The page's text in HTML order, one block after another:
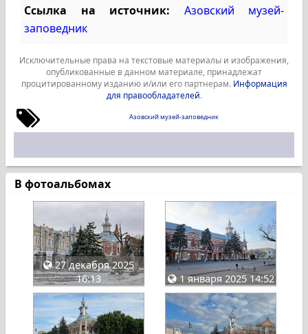
Ссылка на источник:
Азовский музей-
заповедник
Исключительные права на текстовые материалы и изображения,
опубликованные в данном материале, принадлежат
процитированному изданию и/или его партнерам. Информация
для правообладателей.
Азовский музей-заповедник
В фотоальбомах
27 декабря 2025
16:13
1 января 2025 14:52